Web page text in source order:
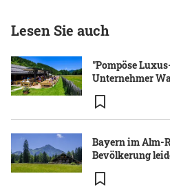
Lesen Sie auch
"Pompöse
Unternehmer
Bayern im Alm-
Bevölkerung